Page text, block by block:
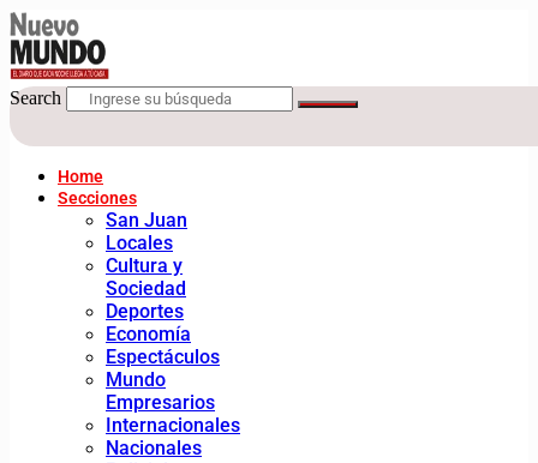
Search
Home
Secciones
San Juan
Locales
Cultura y
Sociedad
Deportes
Economía
Espectáculos
Mundo
Empresarios
Internacionales
Nacionales